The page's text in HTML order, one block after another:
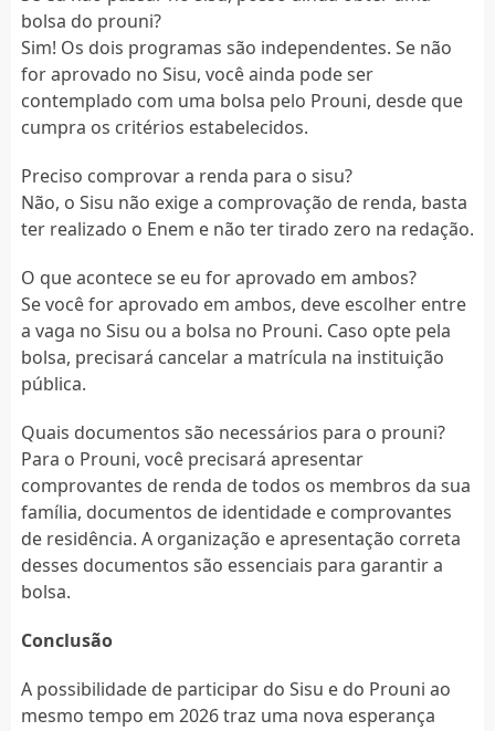
bolsa do prouni?
Sim! Os dois programas são independentes. Se não
for aprovado no Sisu, você ainda pode ser
contemplado com uma bolsa pelo Prouni, desde que
cumpra os critérios estabelecidos.
Preciso comprovar a renda para o sisu?
Não, o Sisu não exige a comprovação de renda, basta
ter realizado o Enem e não ter tirado zero na redação.
O que acontece se eu for aprovado em ambos?
Se você for aprovado em ambos, deve escolher entre
a vaga no Sisu ou a bolsa no Prouni. Caso opte pela
bolsa, precisará cancelar a matrícula na instituição
pública.
Quais documentos são necessários para o prouni?
Para o Prouni, você precisará apresentar
comprovantes de renda de todos os membros da sua
família, documentos de identidade e comprovantes
de residência. A organização e apresentação correta
desses documentos são essenciais para garantir a
bolsa.
Conclusão
A possibilidade de participar do Sisu e do Prouni ao
mesmo tempo em 2026 traz uma nova esperança